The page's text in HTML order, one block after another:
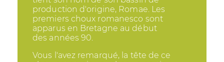
production d'origine, Romae. Les
premiers choux romanesco sont
apparus en Bretagne au début
des années 90.
Vous l'avez remarqué, la tête de ce